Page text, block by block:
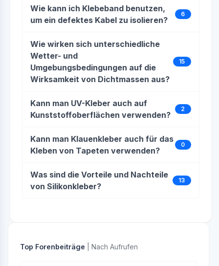
Wie kann ich Klebeband benutzen,
um ein defektes Kabel zu isolieren?
6
Wie wirken sich unterschiedliche
Wetter- und
Umgebungsbedingungen auf die
Wirksamkeit von Dichtmassen aus?
15
Kann man UV-Kleber auch auf
Kunststoffoberflächen verwenden?
2
Kann man Klauenkleber auch für das
Kleben von Tapeten verwenden?
0
Was sind die Vorteile und Nachteile
von Silikonkleber?
13
Top Forenbeiträge | Nach Aufrufen